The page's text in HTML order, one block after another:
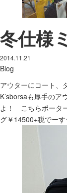
冬仕様
2014.11.21
Blog
アウターにコート、
K’sborsaも厚手のア
よ！ こちらポータ
グ￥14500+税でー